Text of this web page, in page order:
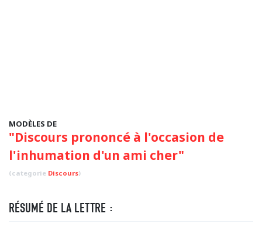
MODÈLES DE
"Discours prononcé à l'occasion de
l'inhumation d'un ami cher"
(categorie Discours)
RÉSUMÉ DE LA LETTRE :